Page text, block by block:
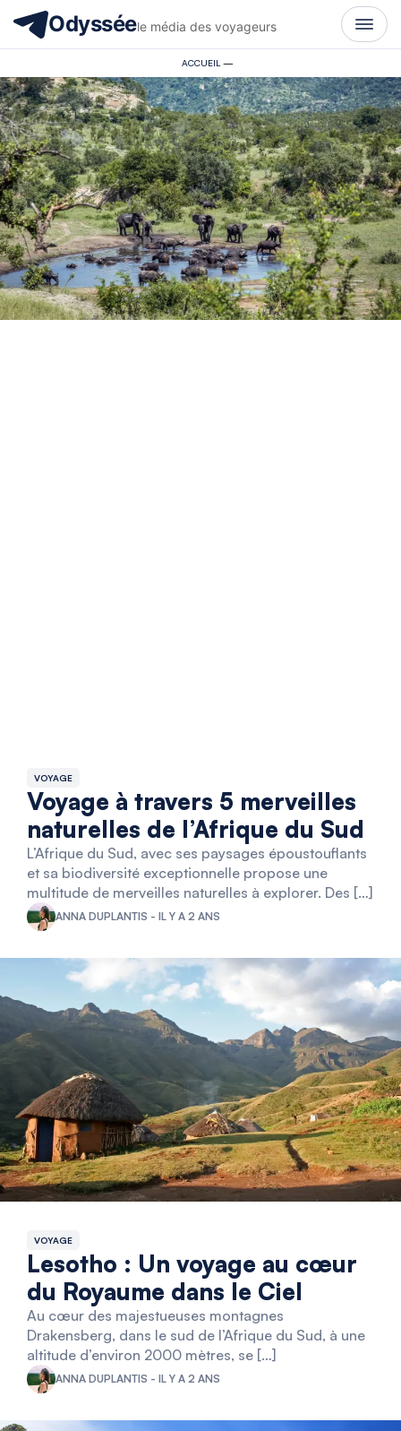
Odysséele média des voyageurs
ACCUEIL —
VOYAGE
Voyage à travers 5 merveilles
naturelles de l’Afrique du Sud
L’Afrique du Sud, avec ses paysages époustouflants
et sa biodiversité exceptionnelle propose une
multitude de merveilles naturelles à explorer. Des […]
ANNA DUPLANTIS - IL Y A 2 ANS
VOYAGE
Lesotho : Un voyage au cœur
du Royaume dans le Ciel
Au cœur des majestueuses montagnes
Drakensberg, dans le sud de l’Afrique du Sud, à une
altitude d’environ 2000 mètres, se […]
ANNA DUPLANTIS - IL Y A 2 ANS